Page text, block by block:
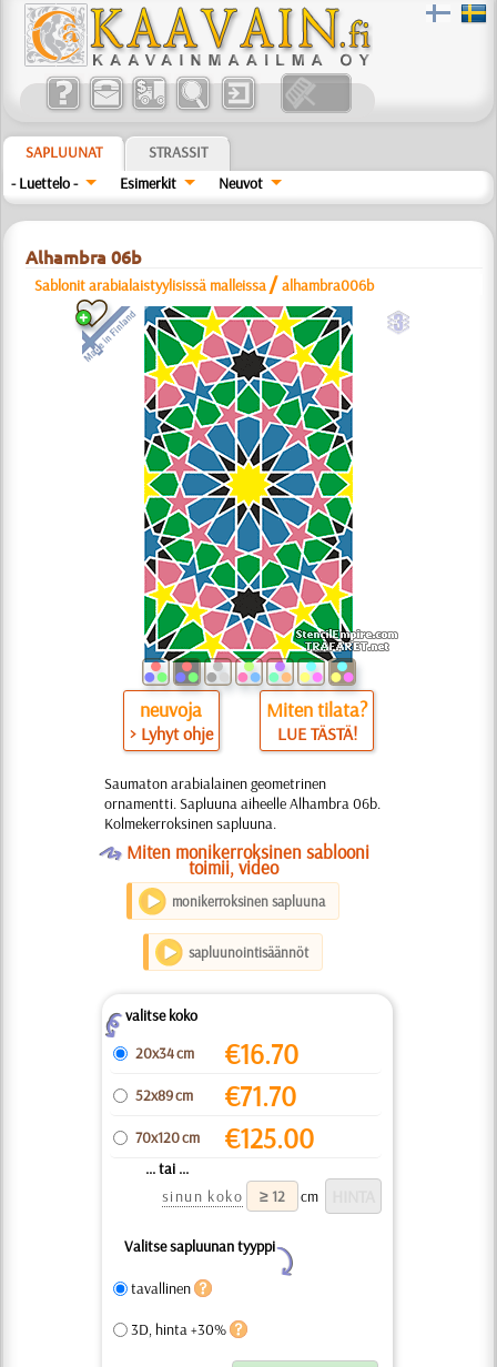
SAPLUUNAT
STRASSIT
- Luettelo -
Esimerkit Neuvot
Alhambra 06b
Sablonit arabialaistyylisissä malleissa /alhambra006b
c
neuvoja
> Lyhyt ohje
Miten tilata?
LUE TÄSTÄ!
Saumaton arabialainen geometrinen
ornamentti. Sapluuna aiheelle Alhambra 06b.
Kolmekerroksinen sapluuna.
OMiten monikerroksinen sablooni
toimii, video
monikerroksinen sapluuna
sapluunointisäännöt
Zvalitse koko
20x34 cm
€16.70
52x89 cm €71.70
70x120 cm €125.00
... tai ...
sinun koko
cm
Valitse sapluunan tyyppi
Y
tavallinen
3D, hinta +30%